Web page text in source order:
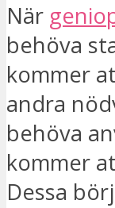
När
behöva
kommer
andra
behöva
kommer
Dessa